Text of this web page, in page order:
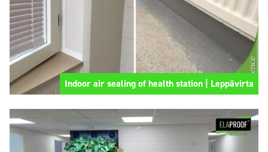
Indoor air sealing of health station | Leppävirta